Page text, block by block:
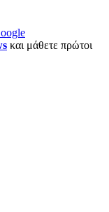
και μάθετε πρώτοι